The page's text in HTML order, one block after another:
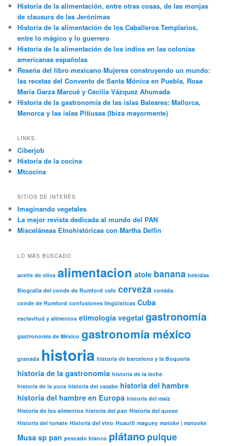
Historia de la alimentación, entre otras cosas, de las monjas
de clausura de las Jerónimas
Historia de la alimentación de los Caballeros Templarios,
entre lo mágico y lo guerrero
Historia de la alimentación de los indios en las colonias
americanas españolas
Reseña del libro mexicano Mujeres construyendo un mundo:
las recetas del Convento de Santa Mónica en Puebla, Rosa
María Garza Marcué y Cecilia Vázquez Ahumada
Historia de la gastronomía de las islas Baleares: Mallorca,
Menorca y las islas Pitiusas (Ibiza mayormente)
LINKS
Ciberjob
Historia de la cocina
Mtcocina
SITIOS DE INTERÉS
Imaginando vegetales
La mejor revista dedicada al mundo del PAN
Misceláneas Etnohistóricas con Martha Delfín
LO MÁS BUSCADO
aceite de oliva alimentacion atole banana bebidas
Biografía del conde de Rumford cafe cerveza comida.
conde de Rumford confusiones lingüísticas Cuba
esclavitud y alimentos etimología vegetal gastronomía
gastronomía de México gastronomía méxico
granada historia historia de barcelona y la Boqueria
historia de la gastronomia historia de la leche
historia de la yuca historia del cazabe historia del hambre
historia del hambre en Europa historia del maíz
Historia de los alimentos historia del pan Historia del queso
Historia del tomate Historia del vino Huautli maguey matoke | matooke
Musa sp pan pescado blanco plátano pulque